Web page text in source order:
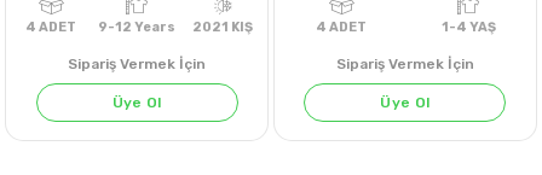
Sipariş Vermek İçin
Üye Ol
Sipariş Vermek İçin
Üye Ol